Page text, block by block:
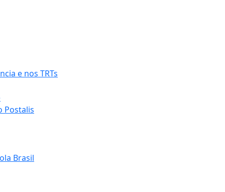
e nos TRTs
Postalis
Brasil